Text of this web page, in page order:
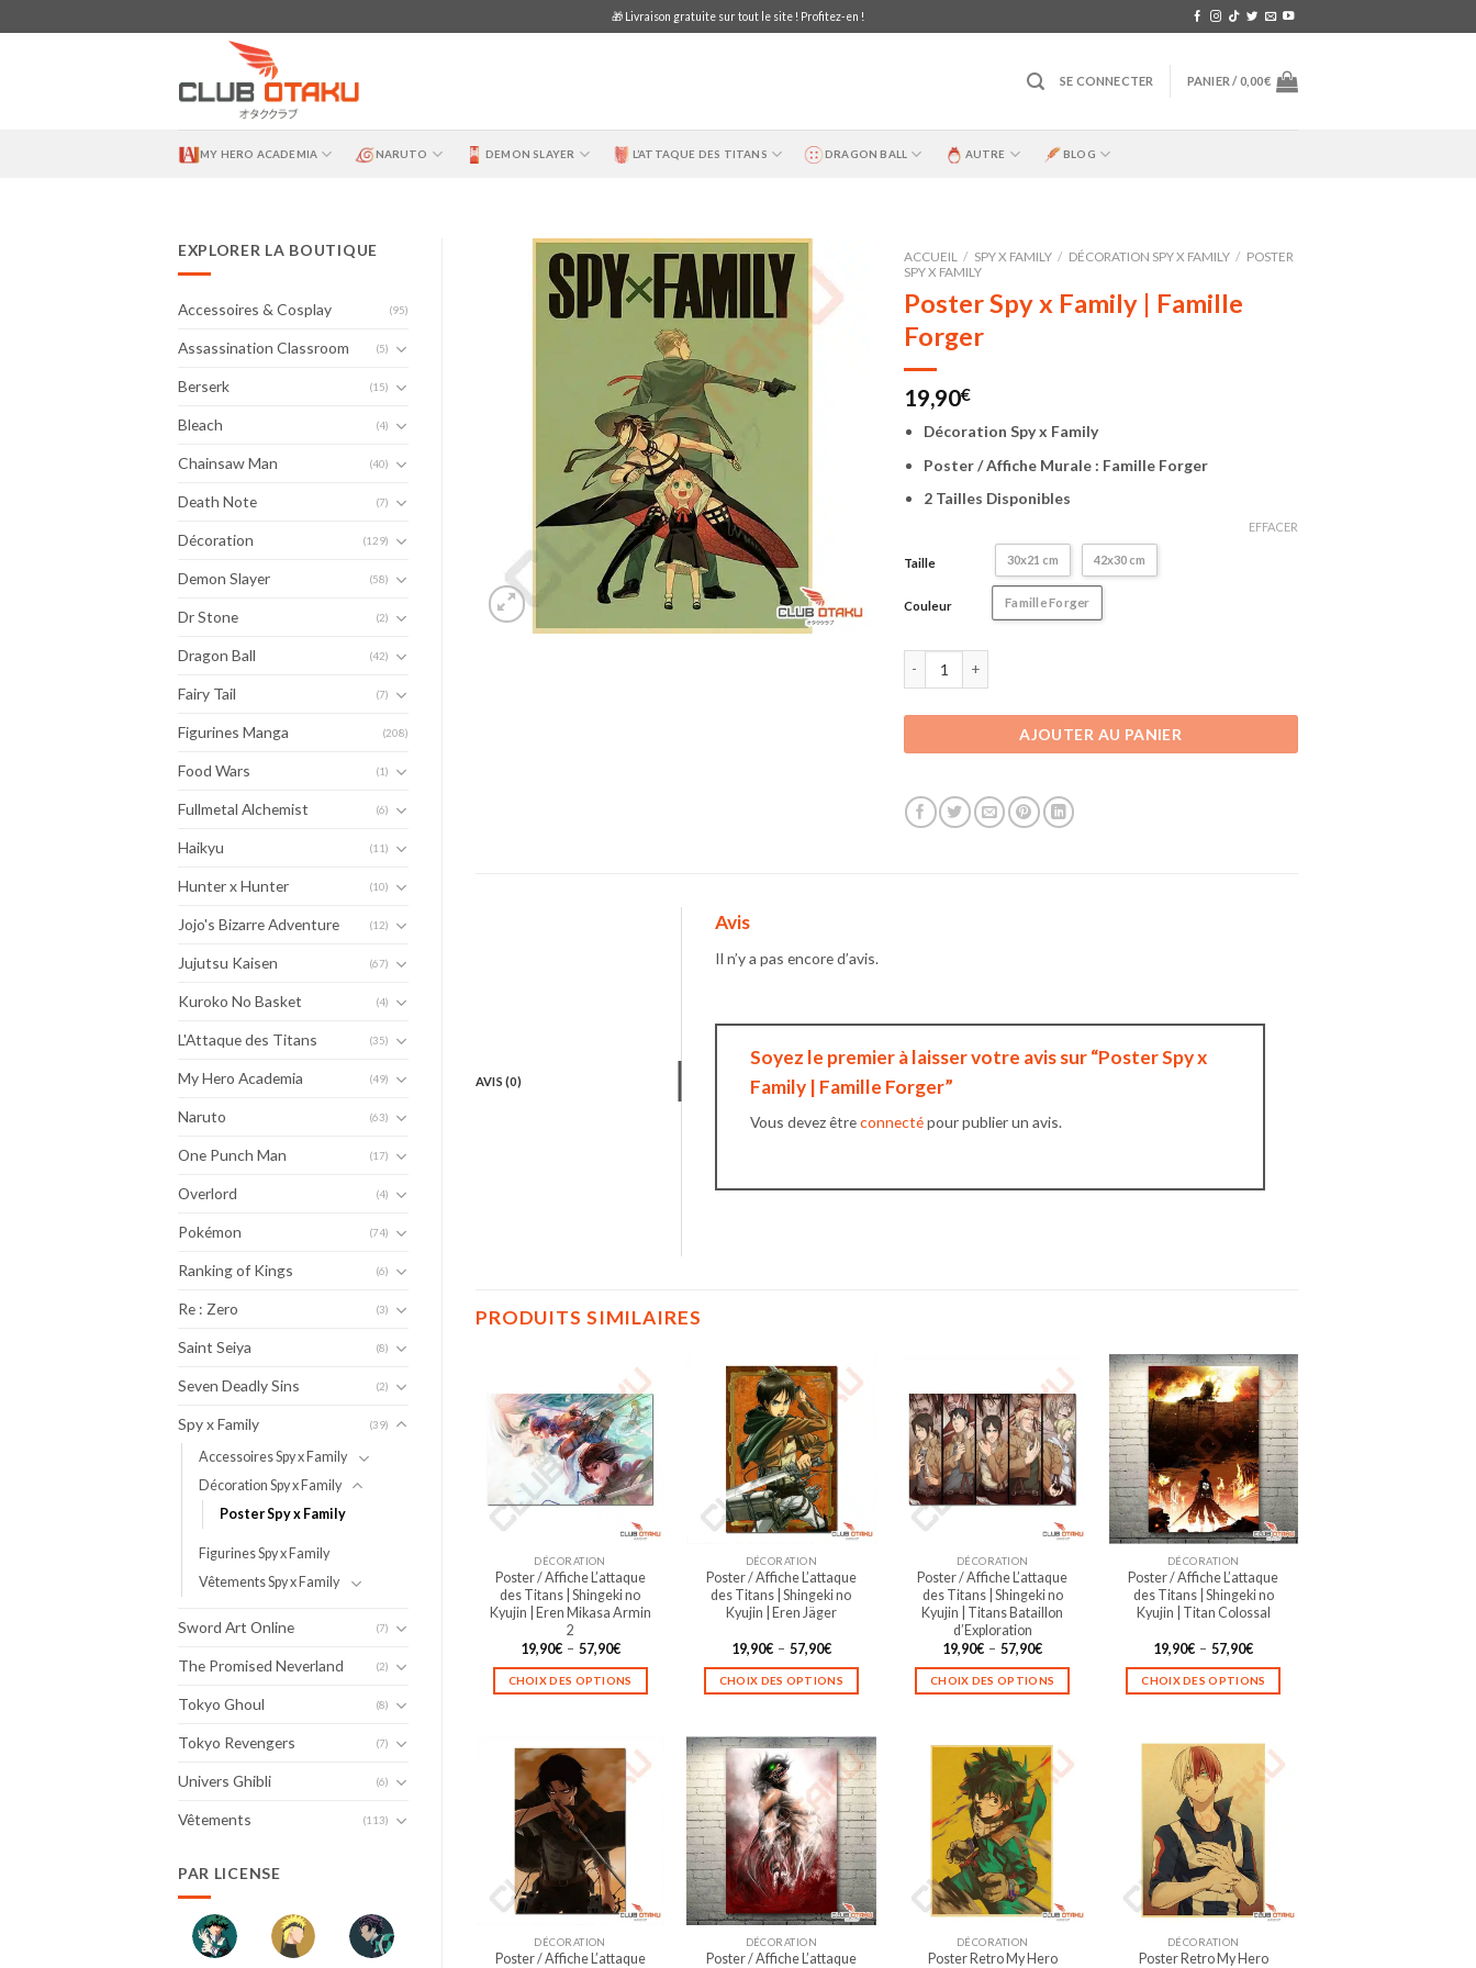
to
🎁 Livraison gratuite sur tout le site ! Profitez-en !
SE CONNECTER PANIER /0,00€
MY HERO ACADEMIA NARUTO DEMON SLAYER L’ATTAQUE DES TITANS DRAGON BALL AUTRE BLOG
EXPLORER LA BOUTIQUE
Accessoires & Cosplay (95)
Assassination Classroom (5)
Berserk (15)
Bleach (4)
Chainsaw Man (40)
Death Note (7)
Décoration (129)
Demon Slayer (58)
Dr Stone (2)
Dragon Ball (42)
Fairy Tail (7)
Figurines Manga (208)
Food Wars (1)
Fullmetal Alchemist (6)
Haikyu (11)
Hunter x Hunter (10)
Jojo's Bizarre Adventure (12)
Jujutsu Kaisen (67)
Kuroko No Basket (4)
L'Attaque des Titans (35)
My Hero Academia (49)
Naruto (63)
One Punch Man (17)
Overlord (4)
Pokémon (74)
Ranking of Kings (6)
Re : Zero (3)
Saint Seiya (8)
Seven Deadly Sins (2)
Spy x Family (39)
Accessoires Spy x Family
Décoration Spy x Family
Poster Spy x Family
Figurines Spy x Family
Vêtements Spy x Family
Sword Art Online (7)
The Promised Neverland (2)
Tokyo Ghoul (8)
Tokyo Revengers (7)
Univers Ghibli (6)
Vêtements (113)
PAR LICENSE
ACCUEIL / SPY X FAMILY / DÉCORATION SPY X FAMILY / POSTER
SPY X FAMILY
Poster Spy x Family | Famille
Forger
19,90€
Décoration Spy x Family
Poster / Affiche Murale : Famille Forger
2 Tailles Disponibles
Taille 30x21 cm 42x30 cm
Couleur Famille Forger
EFFACER
AJOUTER AU PANIER
AVIS (0)
Avis
Il n’y a pas encore d’avis.
Soyez le premier à laisser votre avis sur “Poster Spy x
Family | Famille Forger”
Vous devez êtreconnectépour publier un avis.
PRODUITS SIMILAIRES
DÉCORATION
Poster / Affiche L’attaque
des Titans | Shingeki no
Kyujin | Eren Mikasa Armin
2
19,90€ – 57,90€Plage
prix :
19,90€
CHOIX DES OPTIONS
a
plusieurs
variations.
Les
options
peuvent
être
choisies
la
DÉCORATION
Poster / Affiche L’attaque
des Titans | Shingeki no
Kyujin | Eren Jäger
19,90€ – 57,90€Plage
prix :
19,90€
CHOIX DES OPTIONS
a
plusieurs
variations.
Les
options
peuvent
être
choisies
sur
la
DÉCORATION
Poster / Affiche L’attaque
des Titans | Shingeki no
Kyujin | Titans Bataillon
d’Exploration
19,90€ – 57,90€Plage
prix :
19,90€
CHOIX DES OPTIONS
a
plusieurs
variations.
Les
options
peuvent
être
choisies
la
DÉCORATION
Poster / Affiche L’attaque
des Titans | Shingeki no
Kyujin | Titan Colossal
19,90€ – 57,90€Plage
prix :
19,90€
CHOIX DES OPTIONS
a
plusieurs
variations.
Les
options
peuvent
être
choisies
la
DÉCORATION
Poster / Affiche L’attaque
DÉCORATION
Poster / Affiche L’attaque
DÉCORATION
Poster Retro My Hero
DÉCORATION
Poster Retro My Hero